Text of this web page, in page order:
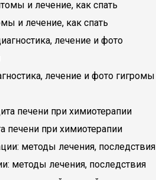
и лечение, как спать
лечение и фото гигромы
печени при химиотерапии
методы лечения, последствия